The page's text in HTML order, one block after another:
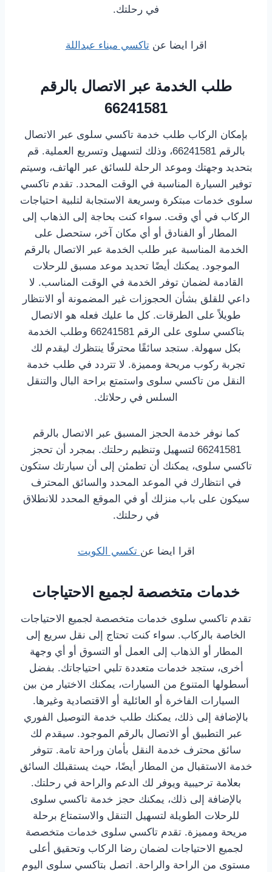
في رحلتك.
اقرا ايضا عنتاكسي ميناء عبداللة
طلب الخدمة عبر الاتصال بالرقم
66241581
بإمكان الركاب طلب خدمة تاكسي سلوى عبر الاتصال
بالرقم 66241581، وذلك لتسهيل وتسريع العملية. قم
بتحديد وجهتك وموعد الرحلة للسائق عبر الهاتف، وسيتم
توفير السيارة المناسبة في الوقت المحدد. تقدم تاكسي
سلوى خدمات مبتكرة وسريعة الاستجابة لتلبية احتياجات
الركاب في أي وقت. سواء كنت بحاجة إلى الذهاب إلى
المطار أو الفنادق أو أي مكان آخر، ستحصل على
الخدمة المناسبة عبر طلب الخدمة عبر الاتصال بالرقم
الموجود. يمكنك أيضًا تحديد موعد مسبق للرحلات
القادمة لضمان توفر الخدمة في الوقت المناسب. لا
داعي للقلق بشأن الحجوزات غير المضمونة أو الانتظار
طويلاً على الطرقات. كل ما عليك فعله هو الاتصال
بتاكسي سلوى على الرقم 66241581 وطلب الخدمة
بكل سهولة. ستجد سائقًا محترفًا ينتظرك ليقدم لك
تجربة ركوب مريحة ومميزة. لا تتردد في طلب خدمة
النقل من تاكسي سلوى واستمتع براحة البال والتنقل
السلس في رحلاتك.
كما نوفر خدمة الحجز المسبق عبر الاتصال بالرقم
66241581 لتسهيل وتنظيم رحلتك. بمجرد أن تحجز
تاكسي سلوى، يمكنك أن تطمئن إلى أن سيارتك ستكون
في انتظارك في الموعد المحدد والسائق المحترف
سيكون على باب منزلك أو في الموقع المحدد للانطلاق
في رحلتك.
اقرا ايضا عن تكسي الكويت
خدمات متخصصة لجميع الاحتياجات
تقدم تاكسي سلوى خدمات متخصصة لجميع الاحتياجات
الخاصة بالركاب. سواء كنت تحتاج إلى نقل سريع إلى
المطار أو الذهاب إلى العمل أو التسوق أو أي وجهة
أخرى، ستجد خدمات متعددة تلبي احتياجاتك. بفضل
أسطولها المتنوع من السيارات، يمكنك الاختيار من بين
السيارات الفاخرة أو العائلية أو الاقتصادية وغيرها.
بالإضافة إلى ذلك، يمكنك طلب خدمة التوصيل الفوري
عبر التطبيق أو الاتصال بالرقم الموجود. سيقدم لك
سائق محترف خدمة النقل بأمان وراحة تامة. تتوفر
خدمة الاستقبال من المطار أيضًا، حيث يستقبلك السائق
بعلامة ترحيبية ويوفر لك الدعم والراحة في رحلتك.
بالإضافة إلى ذلك، يمكنك حجز خدمة تاكسي سلوى
للرحلات الطويلة لتسهيل التنقل والاستمتاع برحلة
مريحة ومميزة. تقدم تاكسي سلوى خدمات متخصصة
لجميع الاحتياجات لضمان رضا الركاب وتحقيق أعلى
مستوى من الراحة والراحة. اتصل بتاكسي سلوى اليوم